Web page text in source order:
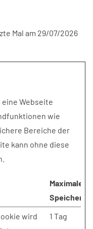
Mal am 29/07/2026
Webseite
wie
Bereiche der
kann ohne diese
Maximale
wird
1 Tag